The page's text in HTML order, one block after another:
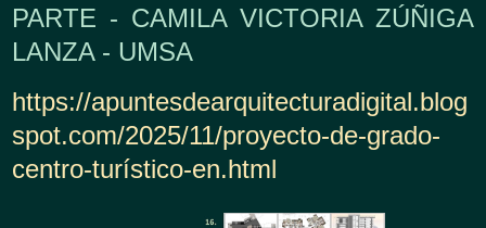
PARTE - CAMILA VICTORIA ZÚÑIGA
LANZA - UMSA
https://apuntesdearquitecturadigital.blog
spot.com/2025/11/proyecto-de-grado-
centro-turístico-en.html